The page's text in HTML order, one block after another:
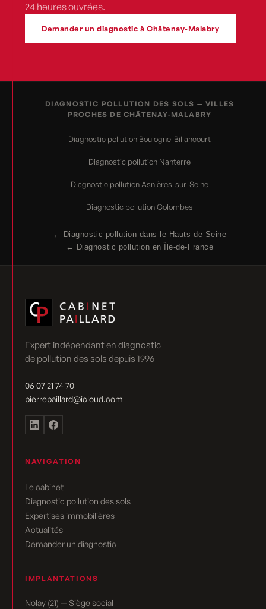
24 heures ouvrées.
Demander un diagnostic à Châtenay-Malabry
DIAGNOSTIC POLLUTION DES SOLS — VILLES
PROCHES DE CHÂTENAY-MALABRY
Diagnostic pollution Boulogne-Billancourt
Diagnostic pollution Nanterre
Diagnostic pollution Asnières-sur-Seine
Diagnostic pollution Colombes
← Diagnostic pollution dans le Hauts-de-Seine
← Diagnostic pollution en Île-de-France
Expert indépendant en diagnostic
de pollution des sols depuis 1996
06 07 21 74 70
pierrepaillard@icloud.com
NAVIGATION
Le cabinet
Diagnostic pollution des sols
Expertises immobilières
Actualités
Demander un diagnostic
IMPLANTATIONS
Nolay (21) — Siège social